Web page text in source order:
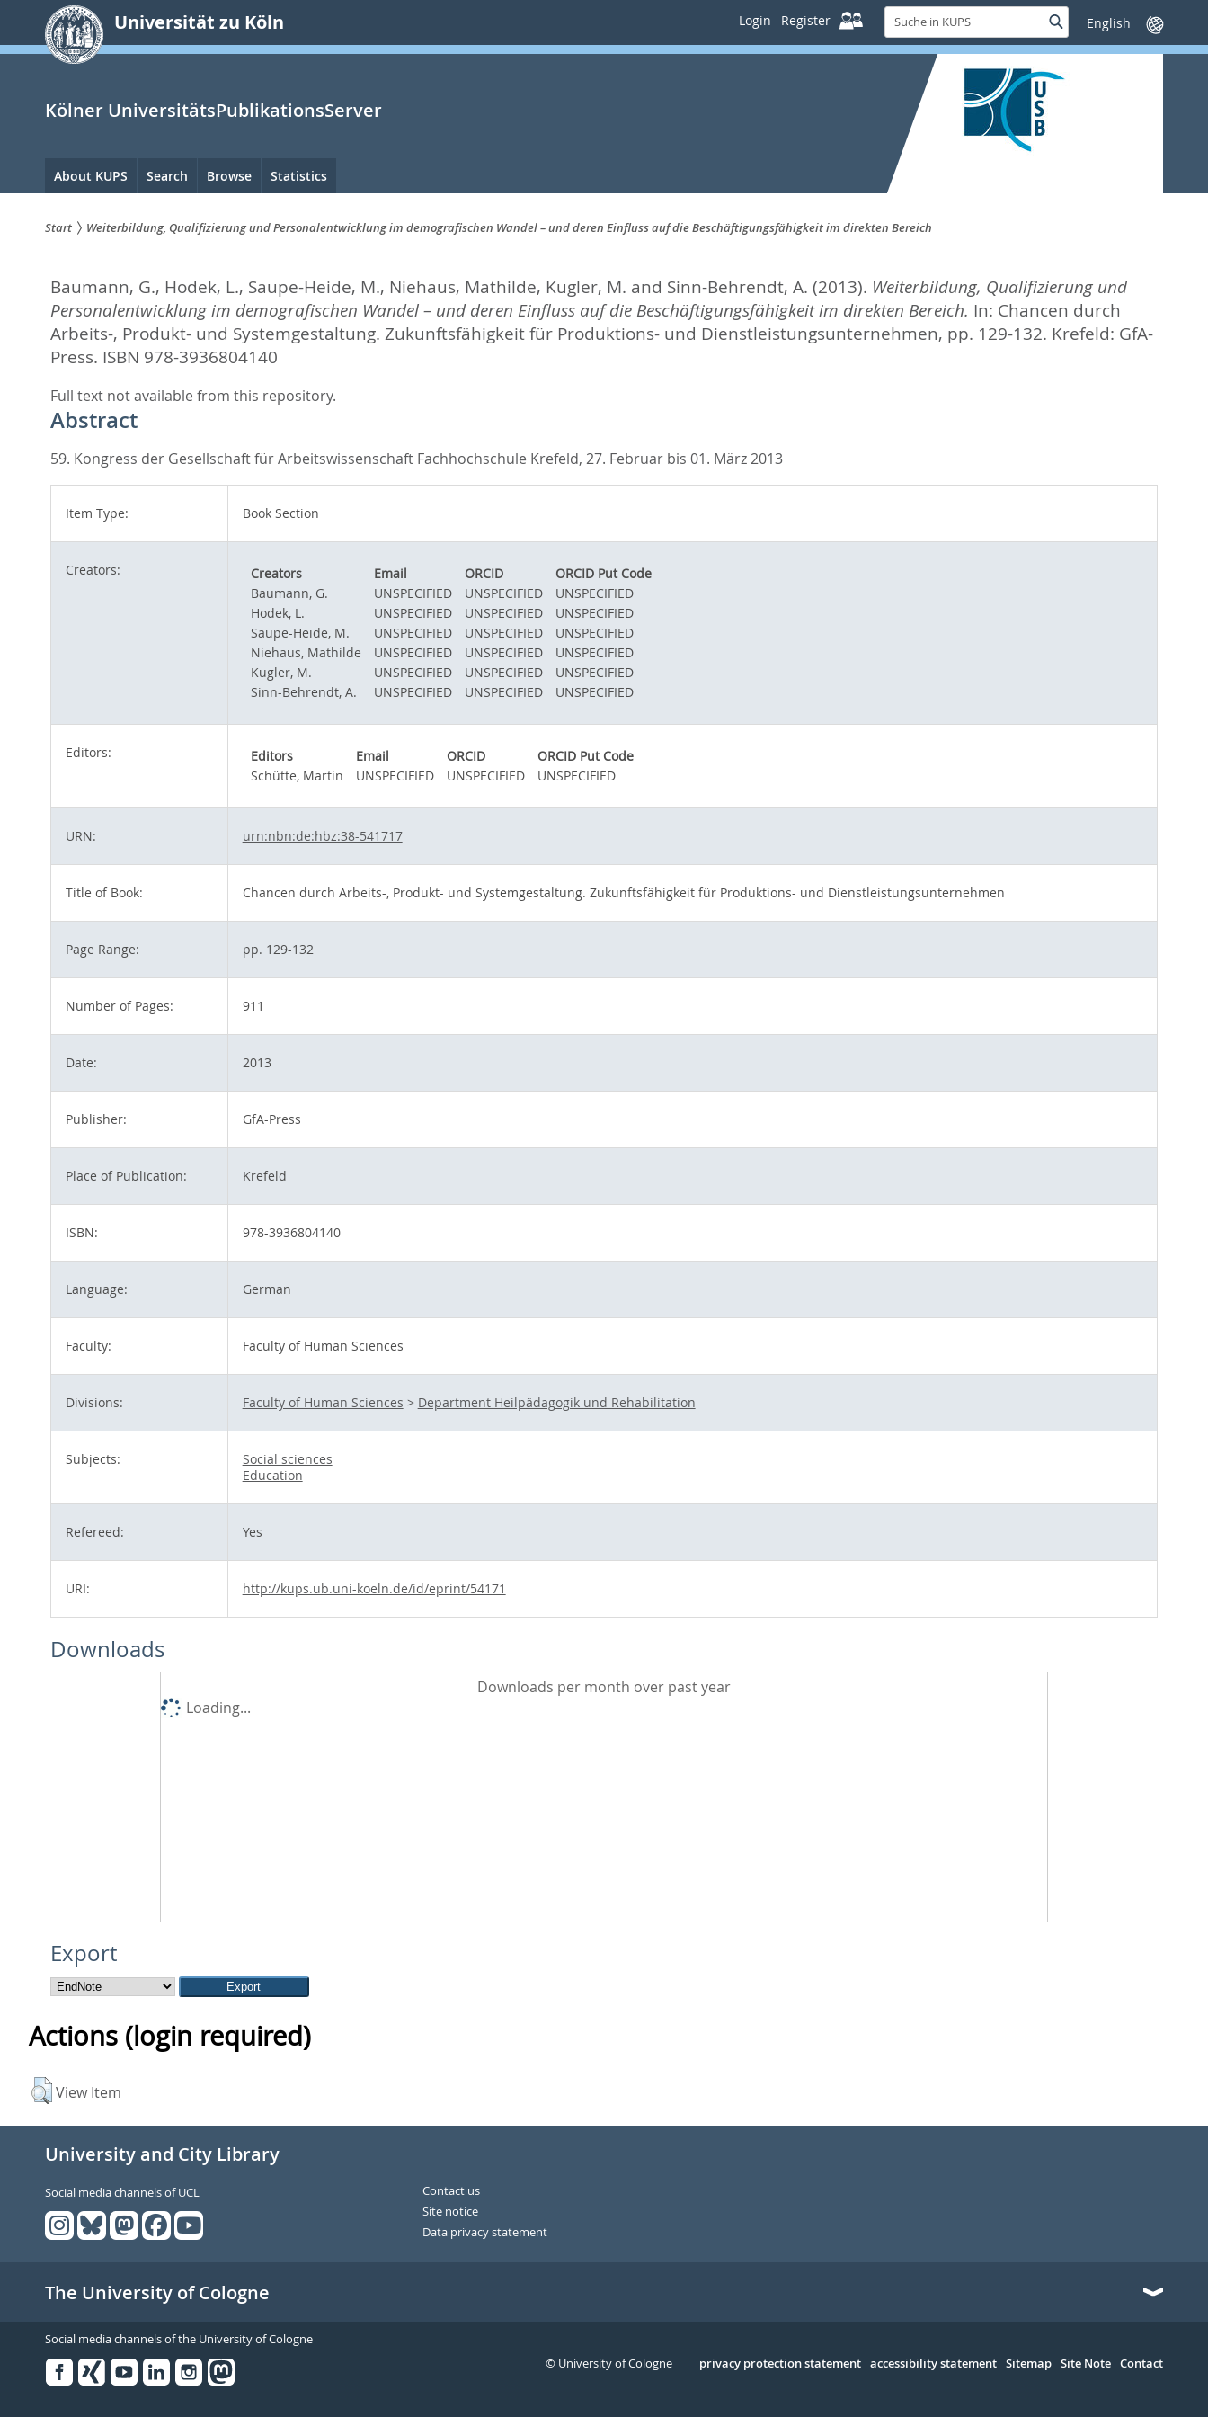
springen
Universität zu Köln Login Register
Suche
in
KUPS
SucheSprache
wechseln
Kölner UniversitätsPublikationsServer
Hauptnavigation
About KUPS Search Browse Statistics
sind
hier:
Start Weiterbildung, Qualifizierung und Personalentwicklung im demografischen Wandel – und deren Einfluss auf die Beschäftigungsfähigkeit im direkten Bereich
Baumann, G., Hodek, L., Saupe-Heide, M., Niehaus, Mathilde, Kugler, M. and Sinn-Behrendt, A. (2013). Weiterbildung, Qualifizierung und
Personalentwicklung im demografischen Wandel – und deren Einfluss auf die Beschäftigungsfähigkeit im direkten Bereich. In: Chancen durch
Arbeits-, Produkt- und Systemgestaltung. Zukunftsfähigkeit für Produktions- und Dienstleistungsunternehmen, pp. 129-132. Krefeld: GfA-
Press. ISBN 978-3936804140
Full text not available from this repository.
Abstract
59. Kongress der Gesellschaft für Arbeitswissenschaft Fachhochschule Krefeld, 27. Februar bis 01. März 2013
Item Type: Book Section
Creators: Creators Email ORCID
ORCID Put Code
Baumann, G.
UNSPECIFIED UNSPECIFIED
UNSPECIFIED
Hodek, L.
UNSPECIFIED UNSPECIFIED
UNSPECIFIED
Saupe-Heide, M.
UNSPECIFIED UNSPECIFIED
UNSPECIFIED
Niehaus, Mathilde
UNSPECIFIED UNSPECIFIED
UNSPECIFIED
Kugler, M.
UNSPECIFIED UNSPECIFIED
UNSPECIFIED
Sinn-Behrendt, A.
UNSPECIFIED UNSPECIFIED UNSPECIFIED
Editors: Editors Email ORCID
ORCID Put Code
Schütte, Martin
UNSPECIFIED UNSPECIFIED UNSPECIFIED
URN: urn:nbn:de:hbz:38-541717
Title of Book: Chancen durch Arbeits-, Produkt- und Systemgestaltung. Zukunftsfähigkeit für Produktions- und Dienstleistungsunternehmen
Page Range: pp. 129-132
Number of Pages: 911
Date: 2013
Publisher: GfA-Press
Place of Publication: Krefeld
ISBN: 978-3936804140
Language: German
Faculty: Faculty of Human Sciences
Divisions: Faculty of Human Sciences > Department Heilpädagogik und Rehabilitation
Subjects:
Social sciences
Education
Refereed: Yes
URI: http://kups.ub.uni-koeln.de/id/eprint/54171
Downloads
Downloads per month over past year
Loading...
Export
Actions (login required)
View Item
University and City Library
Social media channels of UCL
Contact us
Site notice
Data privacy statement
The University of Cologne
Social media channels of the University of Cologne
Serivce
privacy protection statement accessibility statement Sitemap Site Note Contact
© University of Cologne